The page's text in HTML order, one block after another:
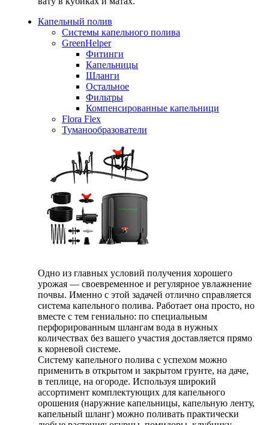
Капельный полив
Системы капельного полива
GreenHelper
Фитинги
Капельницы
Шланги
Остальное
Фильтры
Компенсированные капельници
Flora Flex
Туманообразователи
Одно из главных условий получения хорошего
урожая — своевременное и регулярное увлажнение
почвы. Именно с этой задачей отлично справляется
система капельного полива. Работает она просто, но
вместе с тем гениально: по специальным
перфорированным шлангам вода в нужных
количествах без вашего участия доставляется прямо
к корневой системе.
Систему капельного полива с успехом можно
применить в открытом и закрытом грунте, на даче,
в теплице, на огороде. Используя широкий
ассортимент комплектующих для капельного
орошения (наружние капельницы, капельную ленту,
капельный шланг) можно поливать практически